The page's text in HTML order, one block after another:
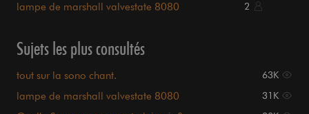
lampe de marshall valvestate 8080 2
Sujets les plus consultés
tout sur la sono chant. 63K
lampe de marshall valvestate 8080 31K